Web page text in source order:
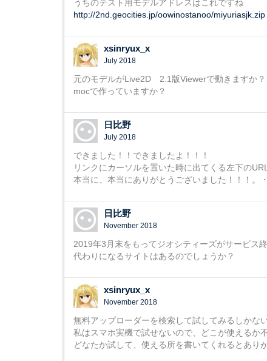
うちのテスト用モデルアドレスはこれですね
http://2nd.geocities.jp/oowinostanoo/miyuriasjk.zip
xsinryux_x
July 2018
元のモデルがLive2D 2.1版Viewerで動きますか？
mocで作っていますか？
日比野
July 2018
できました！！できましたよ！！！
リンクにカーソルを置いた時に出てくる左下の
本当に、本当にありがとうございました！！！。
日比野
November 2018
2019年3月末をもってジオシティーズがサービス
代わりになるサイトはあるのでしょうか？
xsinryux_x
November 2018
無料アップローダーを検索して試してみるしかな
私はスマホ実機で試せないので、どこが使えるか
どなたか試して、使える所を書いてくれるとあり